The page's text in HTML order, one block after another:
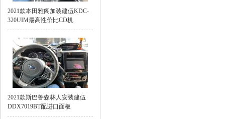
2021款本田雅阁加装建伍KDC-
320UIM最高性价比CD机
2021款斯巴鲁森林人安装建伍
DDX7019BT配进口面板